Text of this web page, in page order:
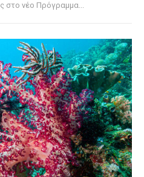
στο νέο Πρόγραμμα...